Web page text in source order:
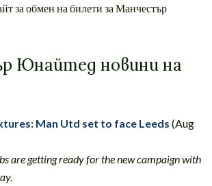
за обмен на билети за Манчестър
Юнайтед новини на
Man Utd set to face Leeds (Aug
are getting ready for the new campaign with